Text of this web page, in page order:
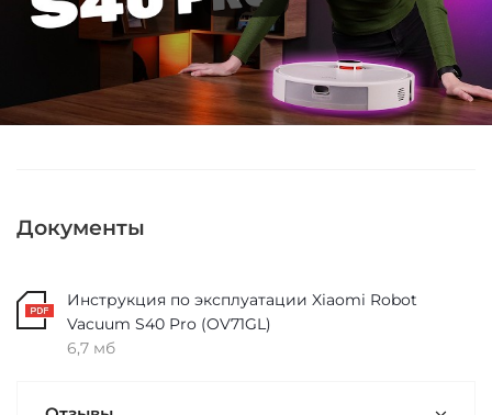
Документы
Инструкция по эксплуатации Xiaomi Robot
Vacuum S40 Pro (OV71GL)
6,7 мб